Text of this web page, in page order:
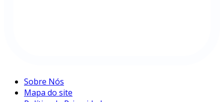
Sobre Nós
Mapa do site